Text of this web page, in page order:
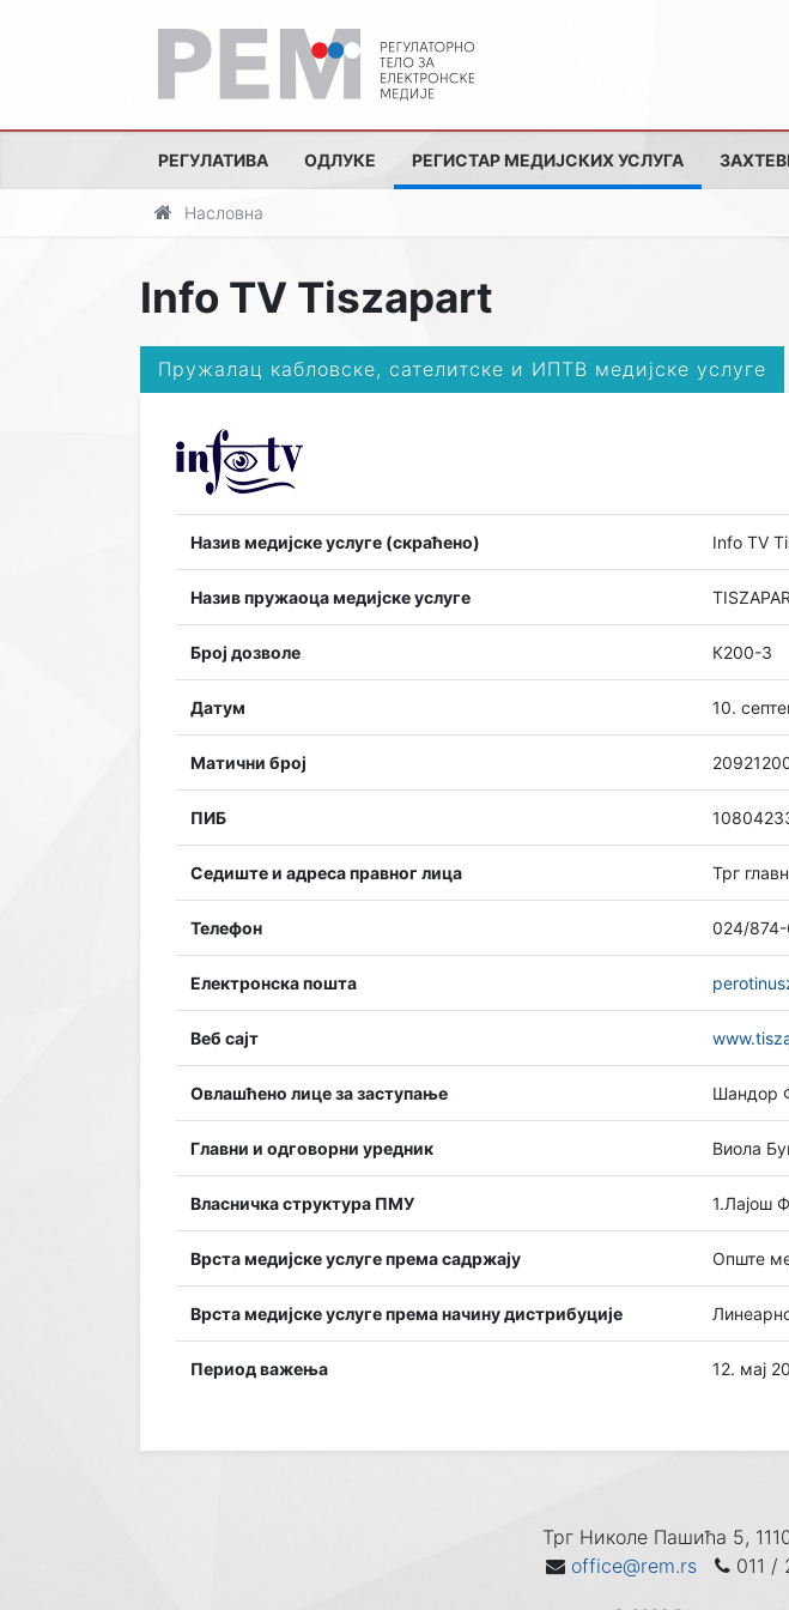
РЕГУЛАТИВА ОДЛУКЕ РЕГИСТАР МЕДИЈСКИХ УСЛУГА
Насловна
Info TV Tiszapart
Пружалац кабловске, сателитске и ИПТВ медијске услуге
Назив медијске услуге (скраћено) Info TV
Назив пружаоца медијске услуге
Број дозволе К200-3
Датум 10.
Матични број
ПИБ
Седиште и адреса правног лица Трг
Телефон 024/
Електронска пошта
Веб сајт
Овлашћено лице за заступање Шандор
Главни и одговорни уредник Виола
Власничка структура ПМУ 1.Лајош
Врста медијске услуге према садржају Опште
Врста медијске услуге према начину дистрибуције
Период важења 12. мај
Трг Николе Пашића 5,
office@rem.rs
011 /